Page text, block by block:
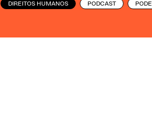
DIREITOS HUMANOS PODCAST